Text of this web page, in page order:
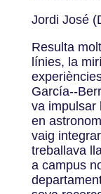
Jordi José
Resulta
línies, la
García-­
va impulsar
en
vaig
treballava
a campus